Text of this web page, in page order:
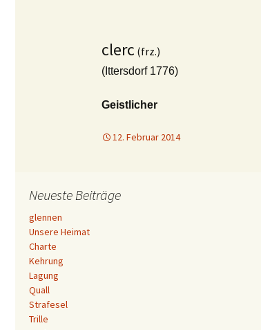
clerc (frz.)
(Ittersdorf 1776)
Geistlicher
12. Februar 2014
Neueste Beiträge
glennen
Unsere Heimat
Charte
Kehrung
Lagung
Quall
Strafesel
Trille